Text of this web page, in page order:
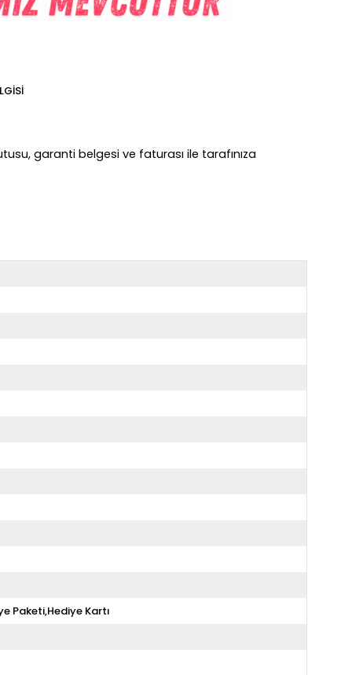
garanti belgesi ve faturası ile tarafınıza
Paketi,Hediye Kartı